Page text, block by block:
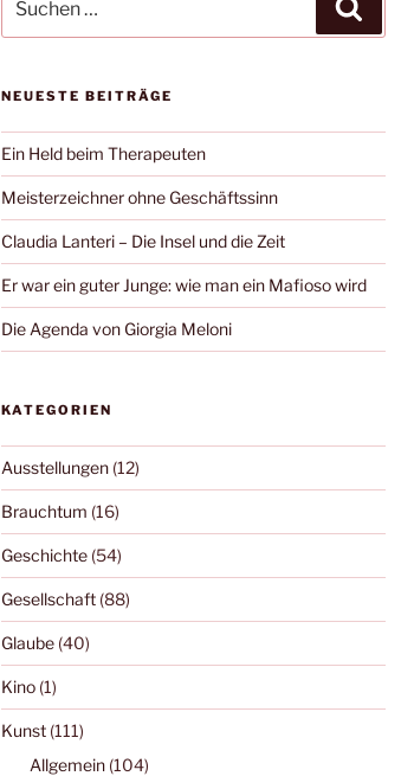
nach:
NEUESTE BEITRÄGE
Ein Held beim Therapeuten
Meisterzeichner ohne Geschäftssinn
Claudia Lanteri – Die Insel und die Zeit
Er war ein guter Junge: wie man ein Mafioso wird
Die Agenda von Giorgia Meloni
KATEGORIEN
Ausstellungen(12)
Brauchtum (16)
Geschichte(54)
Gesellschaft(88)
Glaube(40)
Kino(1)
Kunst(111)
Allgemein(104)